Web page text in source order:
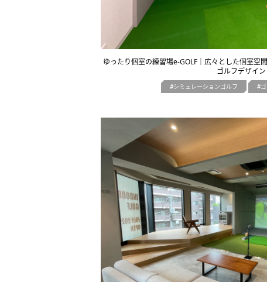
ゆったり個室の練習場e-GOLF｜広々とした個室空
ゴルフデザイン
シミュレーションゴルフ